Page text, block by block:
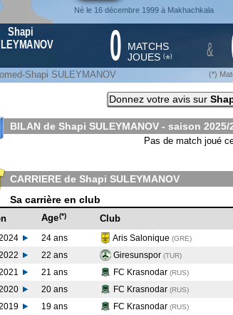
Né le 16 décembre 1999 à Makhachkala
Shapi
0 MATCHS
JOUES (*) &
Shapi SULEYMANOV (*)
Donnez votre avis sur
BILAN de Shapi SULEYMANOV - saison 2025/
Pas de match joué
CARRIERE de Shapi SULEYMANOV
Sa carrière en club
Age(*) Club
24 ans Aris Salonique (GRE)
22 ans Giresunspor (TUR)
21 ans FC Krasnodar (RUS)
20 ans FC Krasnodar (RUS)
19 ans FC Krasnodar (RUS)